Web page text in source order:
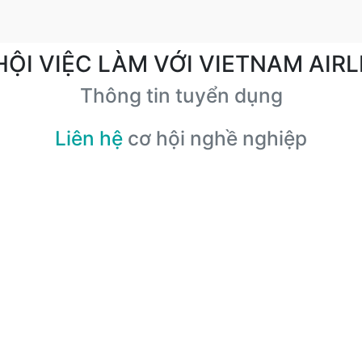
VIỆC LÀM VỚI VIETNAM
Thông tin tuyển dụng
Liên hệ cơ hội nghề nghiệp